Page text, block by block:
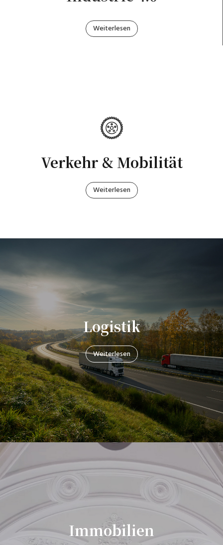
Weiterlesen
Verkehr & Mobilität
Weiterlesen
Logistik
Weiterlesen
Immobilien